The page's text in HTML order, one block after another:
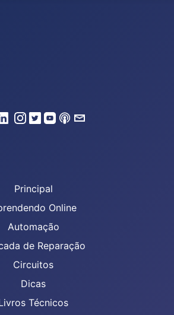
Principal
Online
Automação
de Reparação
Circuitos
Dicas
Técnicos